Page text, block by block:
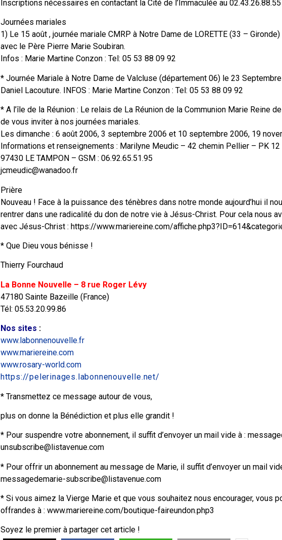
Inscriptions nécessaires en contactant la Cité de l’Immaculée au
Journées mariales
1) Le 15 août , journée mariale CMRP à Notre Dame de LORETTE (33 – Gironde)
avec le Père Pierre Marie Soubiran.
Infos : Marie Martine Conzon : Tel: 05 53 88 09 92
* Journée Mariale à Notre Dame de Valcluse (département 06) le 23
Daniel Lacouture. INFOS : Marie Martine Conzon : Tel: 05 53 88 09 92
* A l’île de la Réunion : Le relais de La Réunion de la Communion Marie Reine
de vous inviter à nos journées mariales.
Les dimanche : 6 août 2006, 3 septembre 2006 et 10 septembre 2006, 19
Informations et renseignements : Marilyne Meudic – 42 chemin Pellier – PK 12
97430 LE TAMPON – GSM : 06.92.65.51.95
jcmeudic@wanadoo.fr
Prière
Nouveau ! Face à la puissance des ténèbres dans notre monde aujourd’hui il
rentrer dans une radicalité du don de notre vie à Jésus-Christ. Pour cela nous
avec Jésus-Christ : https://www.mariereine.com/
* Que Dieu vous bénisse !
Thierry Fourchaud
La Bonne Nouvelle – 8 rue Roger Lévy
47180 Sainte Bazeille (France)
Tél: 05.53.20.99.86
Nos sites :
www.labonnenouvelle.fr
www.mariereine.com
www.rosary-world.com
https://pelerinages.labonnenouvelle.net/
* Transmettez ce message autour de vous,
plus on donne la Bénédiction et plus elle grandit !
* Pour suspendre votre abonnement, il suffit d’envoyer un mail vide à :
unsubscribe@listavenue.com
* Pour offrir un abonnement au message de Marie, il suffit d’envoyer un mail
messagedemarie-subscribe@listavenue.com
* Si vous aimez la Vierge Marie et que vous souhaitez nous encourager, vous
offrandes à : www.mariereine.com/boutique-faireundon.php3
Soyez le premier à partager cet article !